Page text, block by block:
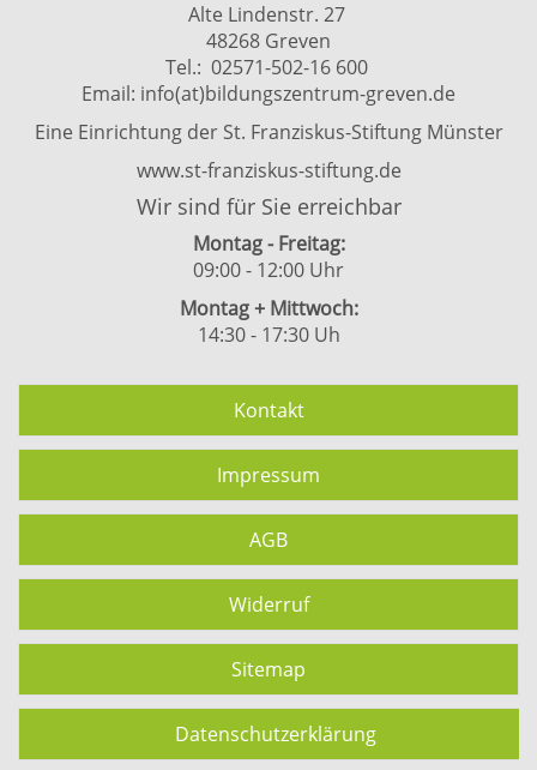
Alte Lindenstr. 27
48268 Greven
Tel.: 02571-502-16 600
Email: info(at)bildungszentrum-greven.de
Eine Einrichtung der St. Franziskus-Stiftung Münster
www.st-franziskus-stiftung.de
Wir sind für Sie erreichbar
Montag - Freitag:
09:00 - 12:00 Uhr
Montag + Mittwoch:
14:30 - 17:30 Uh
Kontakt
Impressum
AGB
Widerruf
Sitemap
Datenschutzerklärung